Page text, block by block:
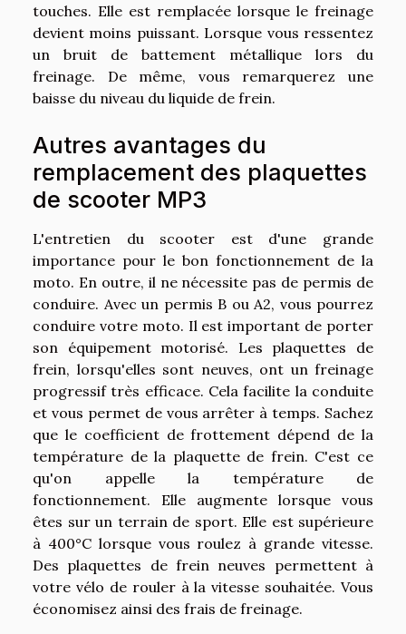
touches. Elle est remplacée lorsque le freinage
devient moins puissant. Lorsque vous ressentez
un bruit de battement métallique lors du
freinage. De même, vous remarquerez une
baisse du niveau du liquide de frein.
Autres avantages du
remplacement des plaquettes
de scooter MP3
L'entretien du scooter est d'une grande
importance pour le bon fonctionnement de la
moto. En outre, il ne nécessite pas de permis de
conduire. Avec un permis B ou A2, vous pourrez
conduire votre moto. Il est important de porter
son équipement motorisé. Les plaquettes de
frein, lorsqu'elles sont neuves, ont un freinage
progressif très efficace. Cela facilite la conduite
et vous permet de vous arrêter à temps. Sachez
que le coefficient de frottement dépend de la
température de la plaquette de frein. C'est ce
qu'on appelle la température de
fonctionnement. Elle augmente lorsque vous
êtes sur un terrain de sport. Elle est supérieure
à 400°C lorsque vous roulez à grande vitesse.
Des plaquettes de frein neuves permettent à
votre vélo de rouler à la vitesse souhaitée. Vous
économisez ainsi des frais de freinage.